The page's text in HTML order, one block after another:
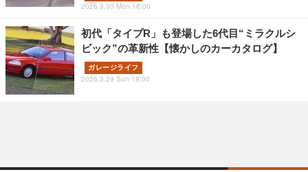
2026.3.30 Mon 18:00
初代「タイプR」も登場した6代目“ミラクルシ
ビック”の革新性【懐かしのカーカタログ】
ガレージライフ
2026.3.29 Sun 18:00